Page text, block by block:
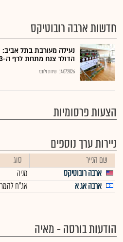
חדשות ארבה רובוטיקס
נעילה מעורבת בתל
הדולר צנח מתחת לרף ה-3 שקלים וננעל מעט מעליו
14.07.2026 שירות גלובס
הצעות פרסומיות
ניירות ערך נוספים
שם הנייר סוג
ארבה רובוטיקס
מניה
ארבה אג א
אג"ח
הודעות בורסה - מאיה